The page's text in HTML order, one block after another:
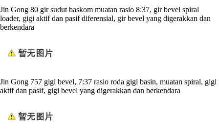
Jin Gong 80 gir sudut baskom muatan rasio 8:37, gir bevel spiral
loader, gigi aktif dan pasif diferensial, gir bevel yang digerakkan dan
berkendara
Jin Gong 757 gigi bevel, 7:37 rasio roda gigi basin, muatan spiral, gigi
aktif dan pasif, gigi bevel yang digerakkan dan berkendara